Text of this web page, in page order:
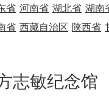
省 河南省 湖北省 湖南
省 西藏自治区 陕西省
志敏纪念馆